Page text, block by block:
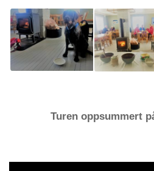
Turen oppsummert